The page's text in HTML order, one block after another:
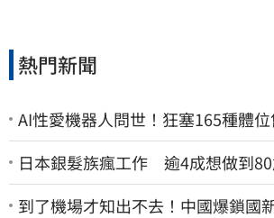
熱門新聞
AI性愛機器人問世！狂塞165種體
日本銀髮族瘋工作 逾4成想做到
到了機場才知出不去！中國爆鎖國